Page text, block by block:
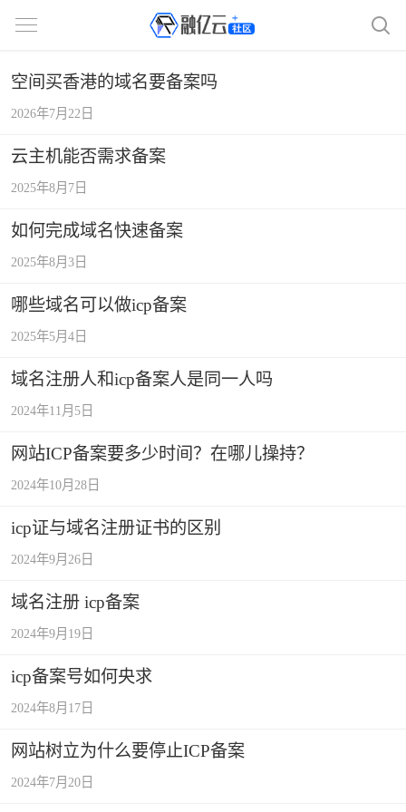
空间买香港的域名要备案吗
2026年7月22日
云主机能否需求备案
2025年8月7日
如何完成域名快速备案
2025年8月3日
哪些域名可以做icp备案
2025年5月4日
域名注册人和icp备案人是同一人吗
2024年11月5日
网站ICP备案要多少时间？在哪儿操持？
2024年10月28日
icp证与域名注册证书的区别
2024年9月26日
域名注册 icp备案
2024年9月19日
icp备案号如何央求
2024年8月17日
网站树立为什么要停止ICP备案
2024年7月20日